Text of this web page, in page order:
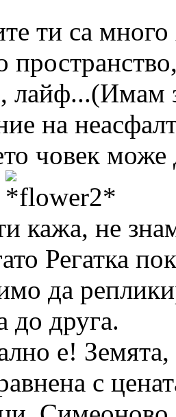
ти са
лайф...(Имам
на
човек може
кажа, не
Регатка
да
до друга.
е!
с